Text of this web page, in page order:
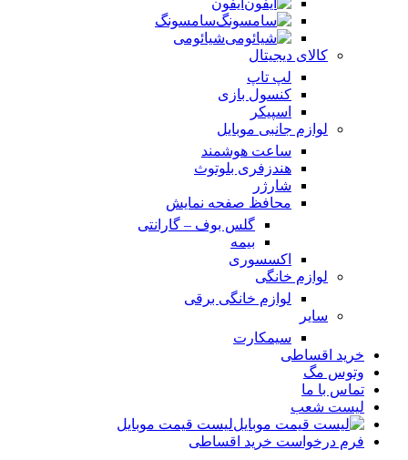
آیفون
سامسونگ
شیائومی
کالای دیجیتال
لپ تاپ
کنسول بازی
اسپیکر
لوازم جانبی موبایل
ساعت هوشمند
هندزفری بلوتوث
شارژر
محافظ صفحه نمایش
گلس بوف – گارانتی
بیمه
اکسسوری
لوازم خانگی
لوازم خانگی برقی
سایر
سیمکارت
خرید اقساطی
وتوس مگ
تماس با ما
لیست شعب
لیست قیمت موبایل
فرم درخواست خرید اقساطی